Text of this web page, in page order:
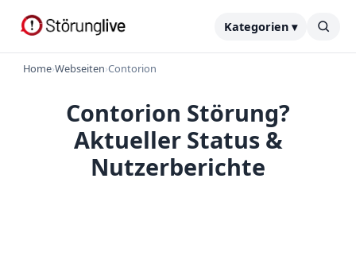
Kategorien ▾
Home›Webseiten›Contorion
Contorion Störung?
Aktueller Status &
Nutzerberichte